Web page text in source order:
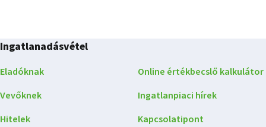
Ingatlanadásvétel
Eladóknak
Vevőknek
Hitelek
Online értékbecslő kalkulátor
Ingatlanpiaci hírek
Kapcsolatipont